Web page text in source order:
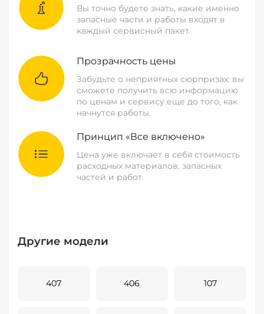
Вы точно будете знать, какие именно
запасные части и работы входят в
каждый сервисный пакет.
Прозрачность цены
Забудьте о неприятных сюрпризах: вы
сможете получить всю информацию
по ценам и сервису еще до того, как
начнутся работы.
Принцип «Все включено»
Цена уже включает в себя стоимость
расходных материалов, запасных
частей и работ.
Другие модели
407 406 107